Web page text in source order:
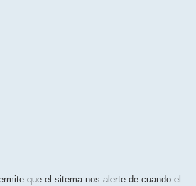
que el sitema nos alerte de cuando el